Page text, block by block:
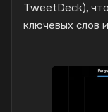
TweetDeck),
ключевых слов